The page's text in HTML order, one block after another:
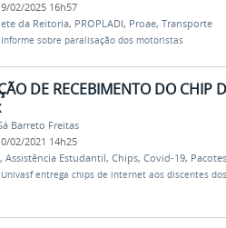
02/2025 16h57
da Reitoria, PROPLADI, Proae, Transporte
Informe sobre paralisação dos motoristas
DE RECEBIMENTO DO CHIP
Barreto Freitas
02/2021 14h25
, Assistência Estudantil, Chips, Covid-19,
Univasf entrega chips de internet aos discentes